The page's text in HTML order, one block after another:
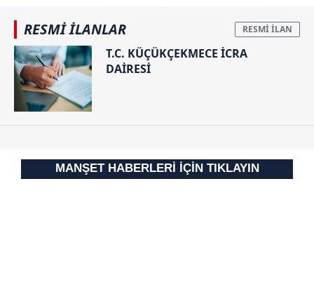
Çerezlere ilişkin tercihlerinizi aşağıda yer alan panel
vasıtasıyla belirleyebilirsiniz. Çerezlere ilişkin detaylı bilgi
için Ayarlar butonuna tıklayabilir,
Metnimizi
ziyaret edebilirsiniz.
almak için lütfentıklayınız.
RESMİ İLANLAR
T.C. KÜÇÜKÇEKMECE İCRA
DAİRESİ
MANŞET HABERLERİ İÇİN TIKLAYIN